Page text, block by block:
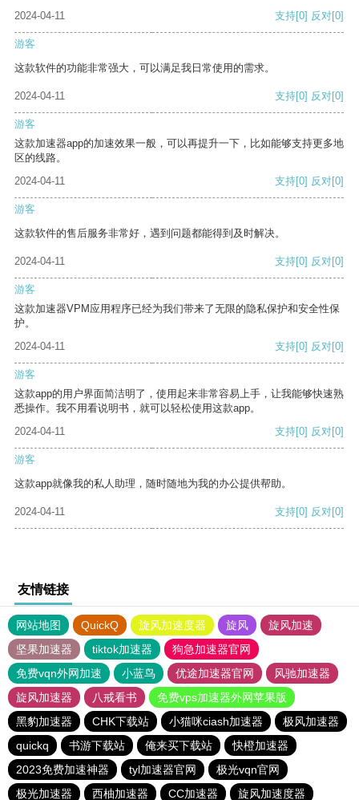
2024-04-11
支持[0] 反对[0]
游客
这款软件的功能非常强大，可以满足我日常使用的需求。
2024-04-11 支持[0] 反对[0]
游客
这款加速器app的加速效果一般，可以再提升一下，比如能够支持更多地
区的线路。
2024-04-11
支持[0] 反对[0]
游客
这款软件的售后服务非常好，遇到问题都能得到及时解决。
2024-04-11 支持[0] 反对[0]
游客
这款加速器VPM应用程序已经为我们带来了无限的隐私保护和安全性保
护。
2024-04-11
支持[0] 反对[0]
游客
这款app的用户界面简洁明了，使用起来非常容易上手，让我能够快速熟
悉操作。我不用看说明书，就可以轻松使用这款app。
2024-04-11
支持[0] 反对[0]
游客
这款app就像我的私人助理，随时随地为我的办公提供帮助。
2024-04-11 支持[0] 反对[0]
友情链接
网站地图 QuickQ 旋风加速度器 旋风
旋风加速
坚果加速器
tiktok加速器
狗急加速器官网
免费vqn外网加速
小蓝鸟 优途加速器官网
风驰加速器
旋风加速器
八戒看书
免费vps加速器外网苹果版
黑豹加速器
CHK下载站 小猫咪ciash加速器
极风加速器
quickq
书游下载站 俺来买下载站
快橙加速器
2023免费加速神器
tyl加速器官网
极光vqn官网
极光加速器
西柚加速器 CC加速器 旋风加速度器